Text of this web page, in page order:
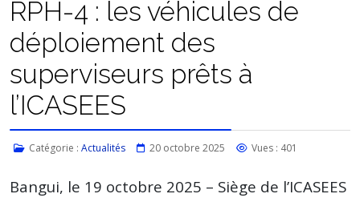
RPH-4 : les véhicules de
déploiement des
superviseurs prêts à
l’ICASEES
Catégorie : Actualités 20 octobre 2025 Vues : 401
Bangui, le 19 octobre 2025 – Siège de l’ICASEES